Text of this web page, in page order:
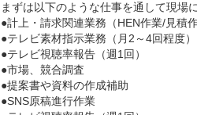
まずは以下のような仕事を通して現場
●計上・請求関連業務（HEN作業/見積
●テレビ素材指示業務（月2～4回程度）
●テレビ視聴率報告（週1回）
●市場、競合調査
●提案書や資料の作成補助
●SNS原稿進行作業